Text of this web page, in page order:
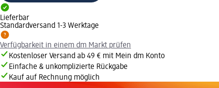
Lieferbar
Standardversand 1-3 Werktage
Verfügbarkeit in einem dm Markt prüfen
Kostenloser Versand ab 49 € mit Mein dm Konto
Einfache & unkomplizierte Rückgabe
Kauf auf Rechnung möglich